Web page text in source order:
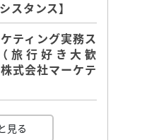
スタンス】
ティング実務ス
旅行好き大歓
式会社マーケテ
見る